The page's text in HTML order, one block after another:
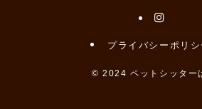
プライバシーポリシ
© 2024 ペットシッター